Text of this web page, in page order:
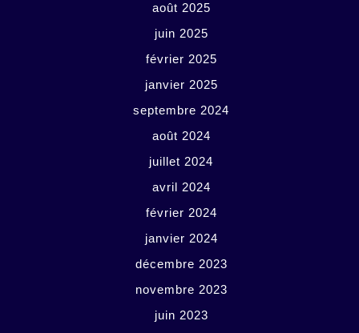
août 2025
juin 2025
février 2025
janvier 2025
septembre 2024
août 2024
juillet 2024
avril 2024
février 2024
janvier 2024
décembre 2023
novembre 2023
juin 2023